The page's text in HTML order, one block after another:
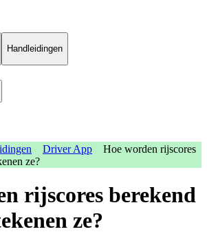
Handleidingen
Driver App
Hoe worden rijscores
ze?
rijscores berekend
ze?